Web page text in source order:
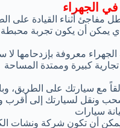
الجهراء
مفاجئ أثناء القيادة على
يمكن أن يكون تجربة محبطة
معروفة بإزدحامها لا
تجارية كبيرة وممتدة المساحة
مع سيارتك على الطريق،
ونقل لسيارتك إلى أقرب
سيارات
يمكن أن تكون شركة ونشات